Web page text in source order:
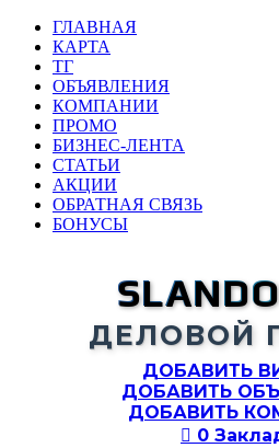
ГЛАВНАЯ
КАРТА
ТГ
ОБЪЯВЛЕНИЯ
КОМПАНИИ
ПРОМО
БИЗНЕС-ЛЕНТА
СТАТЬИ
АКЦИИ
ОБРАТНАЯ СВЯЗЬ
БОНУСЫ
ДЕЛОВОЙ
ДОБАВИТЬ
ДОБАВИТЬ
ДОБАВИТЬ
 0